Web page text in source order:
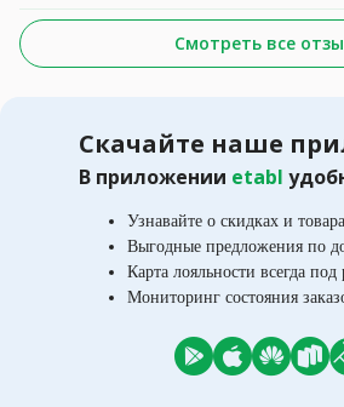
Смотреть все
Скачайте наше
В приложении etabl
Узнавайте о скидках и
Выгодные предложения по
Карта лояльности всегда под
Мониторинг состояния